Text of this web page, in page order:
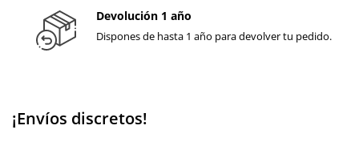
Devolución 1 año
Dispones de hasta 1 año para devolver tu pedido.
¡Envíos discretos!